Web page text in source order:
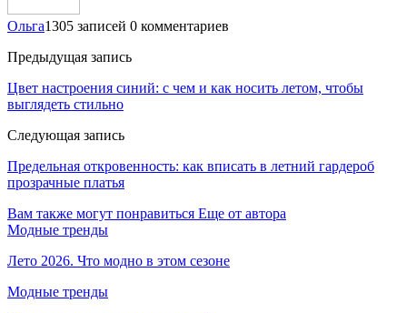
Ольга1305 записей 0 комментариев
Предыдущая запись
Цвет настроения синий: с чем и как носить летом, чтобы
выглядеть стильно
Следующая запись
Предельная откровенность: как вписать в летний гардероб
прозрачные платья
Вам также могут понравиться Еще от автора
Модные тренды
Лето 2026. Что модно в этом сезоне
Модные тренды